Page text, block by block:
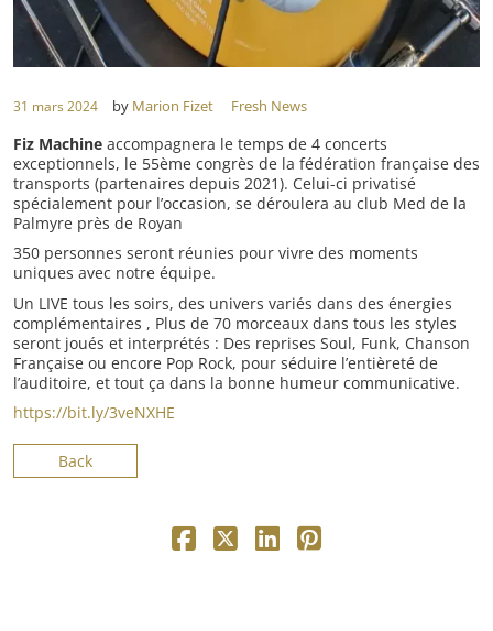
Nos évènements
Contactez-nous
31 mars 2024 by Marion Fizet Fresh News
Fiz Machine accompagnera le temps de 4 concerts
exceptionnels, le 55ème congrès de la fédération française des
transports (partenaires depuis 2021). Celui-ci privatisé
spécialement pour l’occasion, se déroulera au club Med de la
Palmyre près de Royan
350 personnes seront réunies pour vivre des moments
uniques avec notre équipe.
Un LIVE tous les soirs, des univers variés dans des énergies
complémentaires , Plus de 70 morceaux dans tous les styles
seront joués et interprétés : Des reprises Soul, Funk, Chanson
Française ou encore Pop Rock, pour séduire l’entièreté de
l’auditoire, et tout ça dans la bonne humeur communicative.
https://bit.ly/3veNXHE
Back